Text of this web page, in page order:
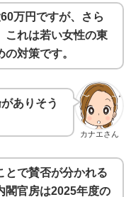
万円ですが、さら
これは若い女性の東
対策です。
カナエさん
ありそう
とで賛否が分かれる
閣官房は2025年度の